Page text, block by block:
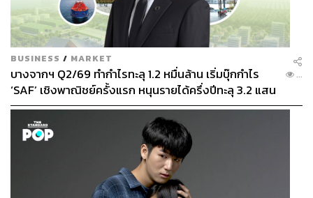
BUSINESS / MARKET
บางจากฯ Q2/69 ทำกำไรทะลุ 1.2 หมื่นล้าน เริ่มบุ๊กกำไร
‘SAF’ เชิงพาณิชย์ครั้งแรก หนุนรายได้ครึ่งปีทะลุ 3.2 แสน
ล้าน
...